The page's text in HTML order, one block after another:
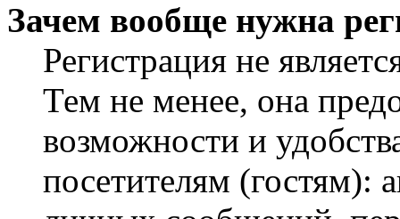
Зачем вообще нужна
Регистрация не
Тем не менее, она
возможности и
посетителям (гостям):